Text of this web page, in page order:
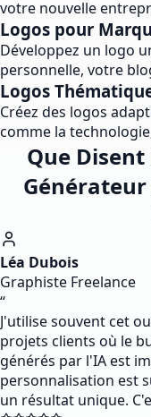
votre nouvelle
Logos pour
Développez un logo
personnelle, votre
Logos
Créez des logos
comme la
Que
Léa Dubois
Graphiste Freelance
“
J'utilise souvent cet
projets clients où le
générés par l'IA est
personnalisation est
un résultat unique.